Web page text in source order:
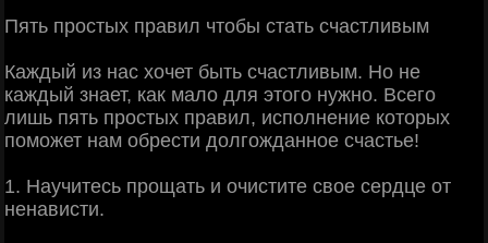
Пять простых правил чтобы стать счастливым
Каждый из нас хочет быть счастливым. Но не
каждый знает, как мало для этого нужно. Всего
лишь пять простых правил, исполнение которых
поможет нам обрести долгожданное счастье!
1. Научитесь прощать и очистите свое сердце от
ненависти.